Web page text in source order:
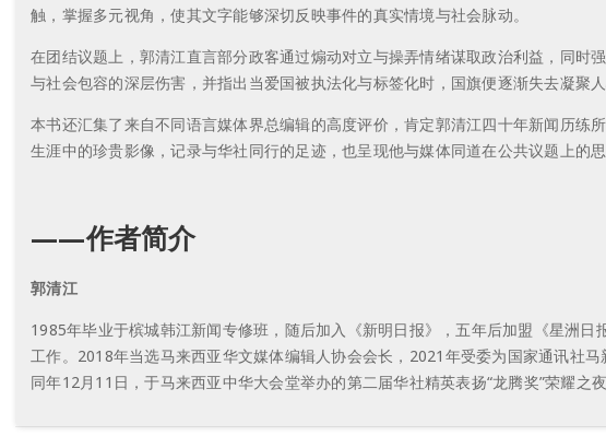
触，掌握多元视角，使其文字能够深切反映事件的真实情境与社会脉动。
在团结议题上，郭清江直言部分政客通过煽动对立与操弄情绪谋取政治利益，同时
与社会包容的深层伤害，并指出当爱国被执法化与标签化时，国旗便逐渐失去凝聚人
本书还汇集了来自不同语言媒体界总编辑的高度评价，肯定郭清江四十年新闻历
生涯中的珍贵影像，记录与华社同行的足迹，也呈现他与媒体同道在公共议题上的思
——作者简介
郭清江
1985年毕业于槟城韩江新闻专修班，随后加入《新明日报》，五年后加盟《星洲
工作。2018年当选马来西亚华文媒体编辑人协会会长，2021年受委为国家通讯社
同年12月11日，于马来西亚中华大会堂举办的第二届华社精英表扬“龙腾奖”荣耀之